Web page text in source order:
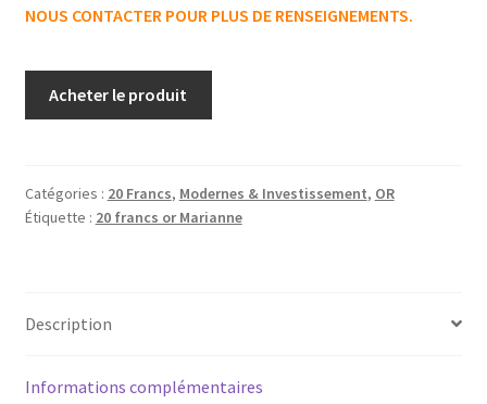
NOUS CONTACTER POUR PLUS DE RENSEIGNEMENTS.
Acheter le produit
Catégories : 20 Francs, Modernes & Investissement, OR
Étiquette : 20 francs or Marianne
Description
Informations complémentaires